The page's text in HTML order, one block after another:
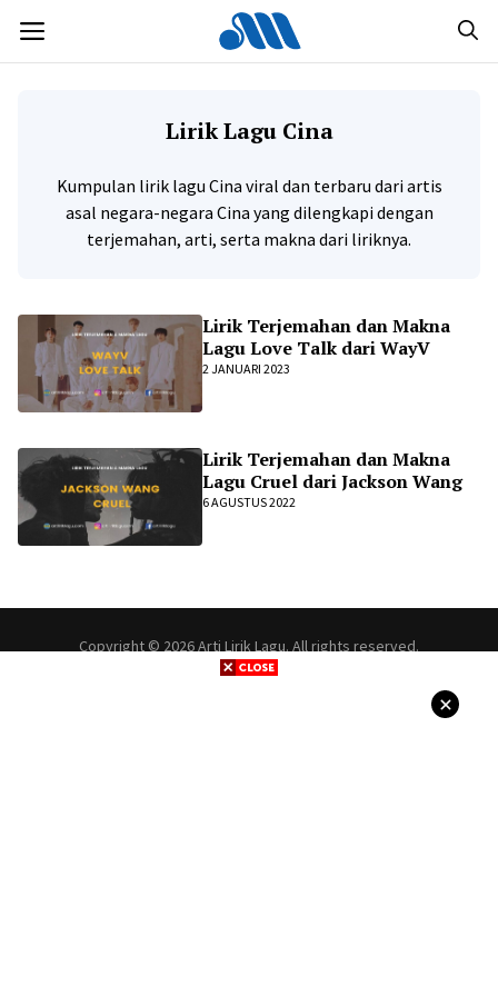
isi
MENU
Lirik Lagu Cina
Kumpulan lirik lagu Cina viral dan terbaru dari artis
asal negara-negara Cina yang dilengkapi dengan
terjemahan, arti, serta makna dari liriknya.
Lirik Terjemahan dan Makna
Lagu Love Talk dari WayV
2 JANUARI 2023
Lirik Terjemahan dan Makna
Lagu Cruel dari Jackson Wang
6 AGUSTUS 2022
Copyright © 2026 Arti Lirik Lagu. All rights reserved.